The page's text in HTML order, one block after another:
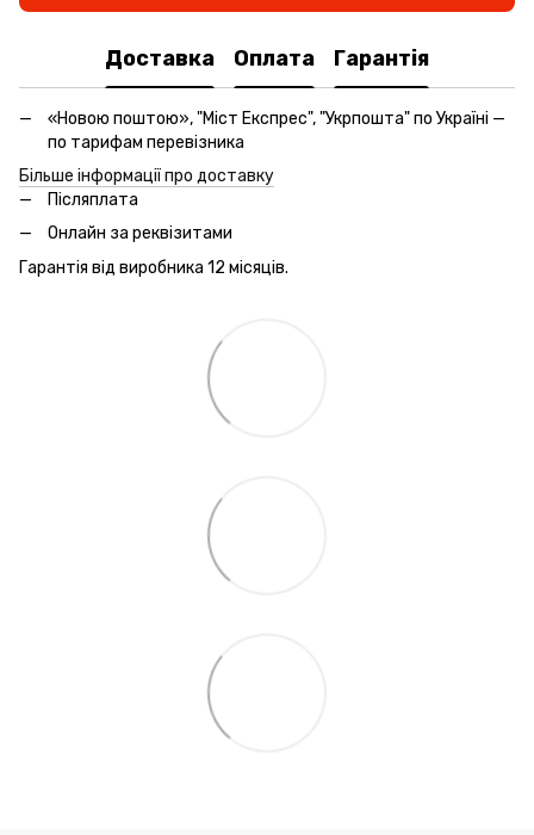
Доставка Оплата Гарантія
«Новою поштою», "Міст Експрес", "Укрпошта" по Україні —
по тарифам перевізника
Більше інформації про доставку
Післяплата
Онлайн за реквізитами
Гарантія від виробника 12 місяців.